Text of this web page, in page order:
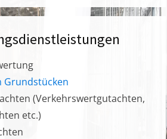
Grundstücken
(Verkehrswertgutachten,
etc.)